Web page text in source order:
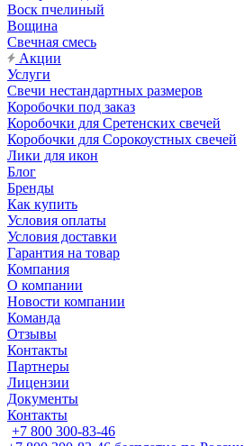
Воск пчелиный
Вощина
Свечная смесь
Акции
Услуги
Свечи нестандартных размеров
Коробочки под заказ
Коробочки для Сретенских свечей
Коробочки для Сорокоустных свечей
Лики для икон
Блог
Бренды
Как купить
Условия оплаты
Условия доставки
Гарантия на товар
Компания
О компании
Новости компании
Команда
Отзывы
Контакты
Партнеры
Лицензии
Документы
Контакты
+7 800 300-83-46